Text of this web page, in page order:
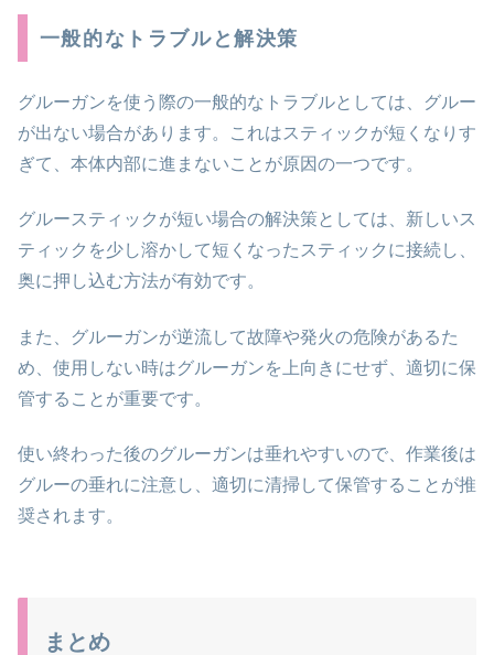
一般的なトラブルと解決策
グルーガンを使う際の一般的なトラブルとしては、グルー
が出ない場合があります。これはスティックが短くなりす
ぎて、本体内部に進まないことが原因の一つです。
グルースティックが短い場合の解決策としては、新しいス
ティックを少し溶かして短くなったスティックに接続し、
奥に押し込む方法が有効です。
また、グルーガンが逆流して故障や発火の危険があるた
め、使用しない時はグルーガンを上向きにせず、適切に保
管することが重要です。
使い終わった後のグルーガンは垂れやすいので、作業後は
グルーの垂れに注意し、適切に清掃して保管することが推
奨されます。
まとめ